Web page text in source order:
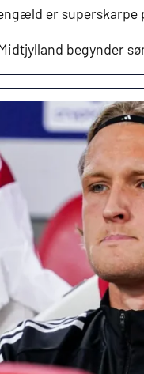
er
begynder